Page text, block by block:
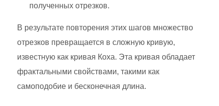
полученных отрезков.
В результате повторения этих шагов множество
отрезков превращается в сложную кривую,
известную как кривая Коха. Эта кривая обладает
фрактальными свойствами, такими как
самоподобие и бесконечная длина.